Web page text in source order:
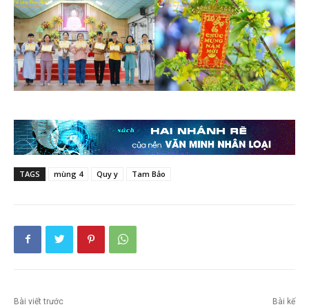
TAGS mùng 4 Quy y Tam Bảo
Bài viết trước Bài kế